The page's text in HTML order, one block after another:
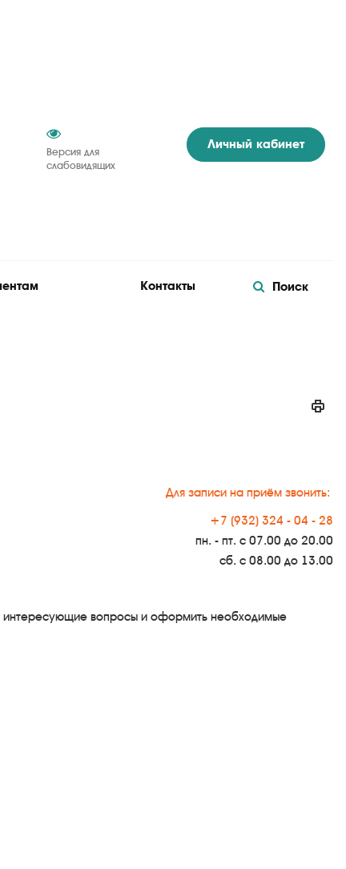
Личный кабинет
Версия для
слабовидящих
Контакты Поиск
Для записи на приём звонить:
+7 (932) 324 - 04 - 28
пн. - пт. с 07.00 до 20.00
сб. с 08.00 до 13.00
интересующие вопросы и оформить необходимые